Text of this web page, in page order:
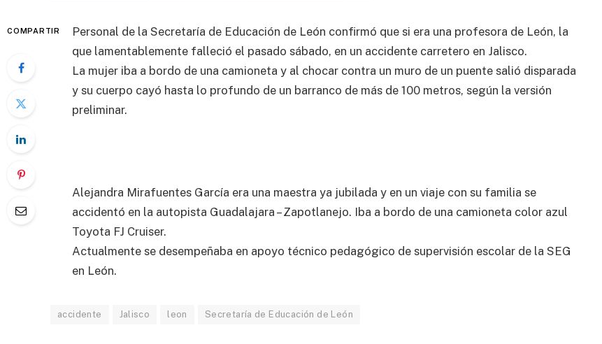
COMPARTIR
Personal de la Secretaría de Educación de León confirmó que si era una profesora de León, la
que lamentablemente falleció el pasado sábado, en un accidente carretero en Jalisco.
La mujer iba a bordo de una camioneta y al chocar contra un muro de un puente salió disparada
y su cuerpo cayó hasta lo profundo de un barranco de más de 100 metros, según la versión
preliminar.
Alejandra Mirafuentes García era una maestra ya jubilada y en un viaje con su familia se
accidentó en la autopista Guadalajara – Zapotlanejo. Iba a bordo de una camioneta color azul
Toyota FJ Cruiser.
Actualmente se desempeñaba en apoyo técnico pedagógico de supervisión escolar de la SEG
en León.
accidente Jalisco leon Secretaría de Educación de León